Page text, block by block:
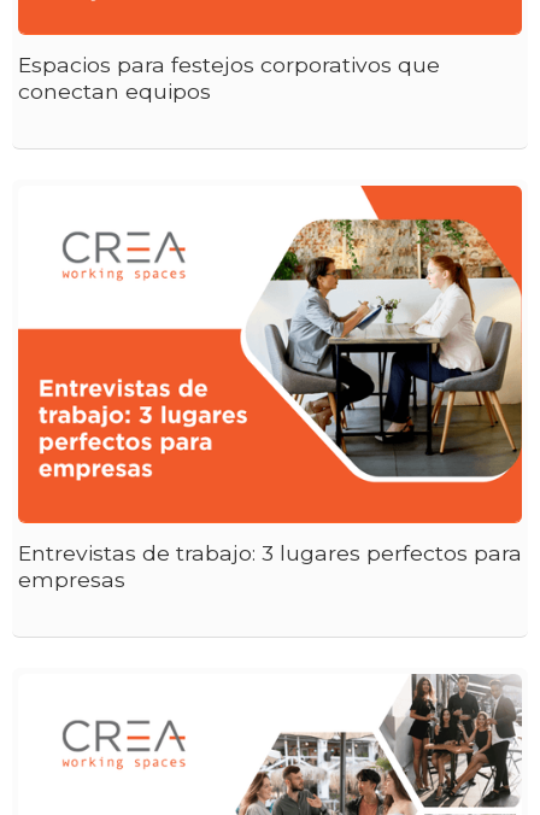
Espacios para festejos corporativos que
conectan equipos
Entrevistas de trabajo: 3 lugares perfectos para
empresas